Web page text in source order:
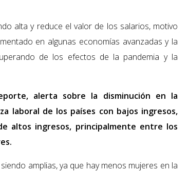
alta y reduce el valor de los salarios, motivo
en algunas economías avanzadas y la
de los efectos de la pandemia y la
alerta sobre la disminución en la
laboral de los países con bajos ingresos,
altos ingresos, principalmente entre los
amplias, ya que hay menos mujeres en la